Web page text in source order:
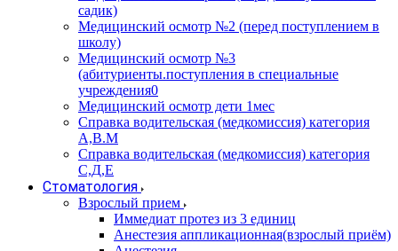
садик)
Медицинский осмотр №2 (перед поступлением в
школу)
Медицинский осмотр №3
(абитуриенты.поступления в специальные
учреждения0
Медицинский осмотр дети 1мес
Справка водительская (медкомиссия) категория
А,В.М
Справка водительская (медкомиссия) категория
С,Д,Е
Стоматология
Взрослый прием
Иммедиат протез из 3 единиц
Анестезия аппликационная(взрослый приём)